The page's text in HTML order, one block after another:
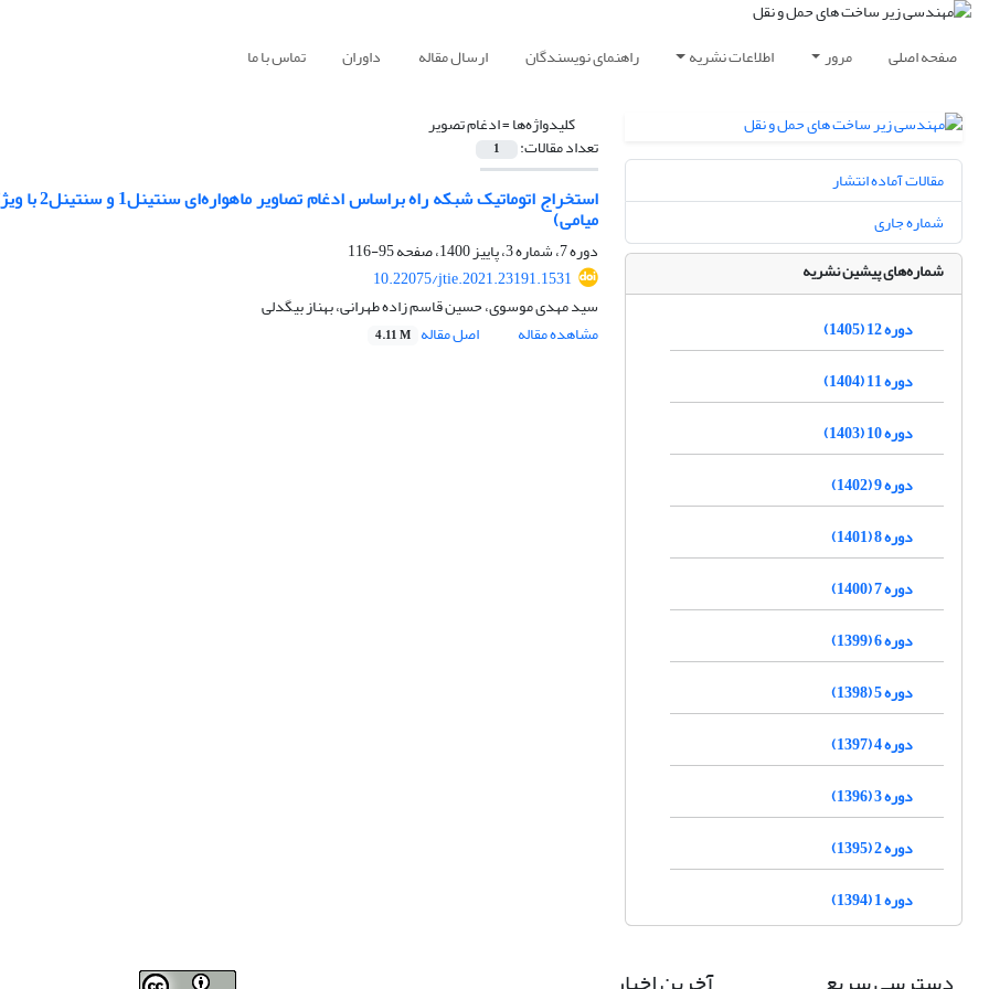
صفحه اصلی مرور اطلاعات نشریه راهنمای نویسندگان ارسال مقاله داوران تماس با ما
کلیدواژه‌ها =ادغام تصویر
تعداد مقالات: 1
استخراج
میامی)
دوره 7، شماره 3، پاییز 1400، صفحه
95-116
10.22075/jtie.2021.23191.1531
سید مهدی موسوی، حسین قاسم زاده طهرانی، بهناز بیگدلی
مشاهده مقاله
اصل مقاله 4.11 M
مقالات آماده انتشار
شماره جاری
شماره‌های پیشین نشریه
دوره 12 (1405)
دوره 11 (1404)
دوره 10 (1403)
دوره 9 (1402)
دوره 8 (1401)
دوره 7 (1400)
دوره 6 (1399)
دوره 5 (1398)
دوره 4 (1397)
دوره 3 (1396)
دوره 2 (1395)
دوره 1 (1394)